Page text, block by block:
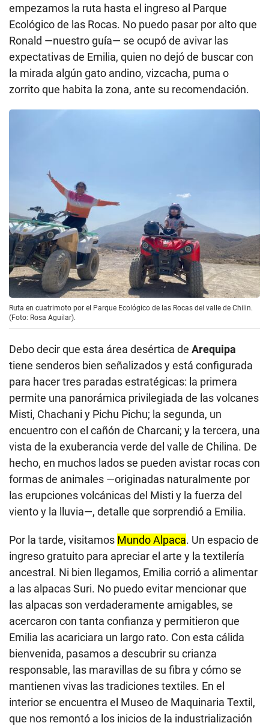
empezamos la ruta hasta el ingreso al Parque
Ecológico de las Rocas. No puedo pasar por alto que
Ronald —nuestro guía— se ocupó de avivar las
expectativas de Emilia, quien no dejó de buscar con
la mirada algún gato andino, vizcacha, puma o
zorrito que habita la zona, ante su recomendación.
Ruta en cuatrimoto por el Parque Ecológico de las Rocas del valle de Chilin.
(Foto: Rosa Aguilar).
Debo decir que esta área desértica de Arequipa
tiene senderos bien señalizados y está configurada
para hacer tres paradas estratégicas: la primera
permite una panorámica privilegiada de las volcanes
Misti, Chachani y Pichu Pichu; la segunda, un
encuentro con el cañón de Charcani; y la tercera, una
vista de la exuberancia verde del valle de Chilina. De
hecho, en muchos lados se pueden avistar rocas con
formas de animales —originadas naturalmente por
las erupciones volcánicas del Misti y la fuerza del
viento y la lluvia—, detalle que sorprendió a Emilia.
Por la tarde, visitamos Mundo Alpaca. Un espacio de
ingreso gratuito para apreciar el arte y la textilería
ancestral. Ni bien llegamos, Emilia corrió a alimentar
a las alpacas Suri. No puedo evitar mencionar que
las alpacas son verdaderamente amigables, se
acercaron con tanta confianza y permitieron que
Emilia las acariciara un largo rato. Con esta cálida
bienvenida, pasamos a descubrir su crianza
responsable, las maravillas de su fibra y cómo se
mantienen vivas las tradiciones textiles. En el
interior se encuentra el Museo de Maquinaria Textil,
que nos remontó a los inicios de la industrialización